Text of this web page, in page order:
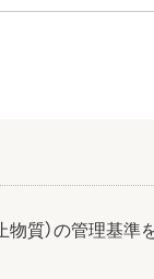
質）の管理基準